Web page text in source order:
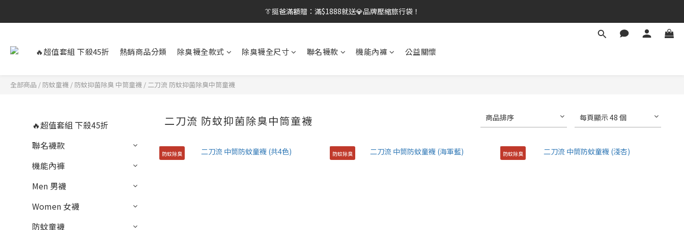
👔挺爸行動：全館襪款【最低$149起】✨立即下單！
👔挺爸滿額贈：滿$1888就送💎品牌壓縮旅行袋！
👔挺爸行動：全館襪款【最低$149起】✨立即下單！
🔥超值套組 下殺45折 熱銷商品分類 除臭襪全款式 除臭襪全尺寸 聯名襪款 機能內褲 公益關懷
全部商品 / 防蚊童襪 / 防蚊抑菌除臭 中筒童襪 / 二刀流 防蚊抑菌除臭中筒童襪
🔥超值套組 下殺45折
聯名襪款
機能內褲
Men 男襪
Women 女襪
防蚊童襪
二刀流 防蚊抑菌除臭中筒童襪 商品排序 每頁顯示 48 個
防蚊除臭 防蚊除臭 防蚊除臭